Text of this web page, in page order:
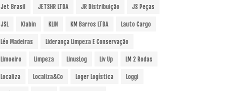
Jet Brasil JETSHR LTDA JR Distribuição JS Peças
JSL Klabin KLIN KM Barros LTDA Lauto Cargo
Léo Madeiras Liderança Limpeza E Conservação
Limoeiro Limpeza LinusLog Liv Up LM 2 Rodas
Localiza Localiza&Co Loger Logística Loggi